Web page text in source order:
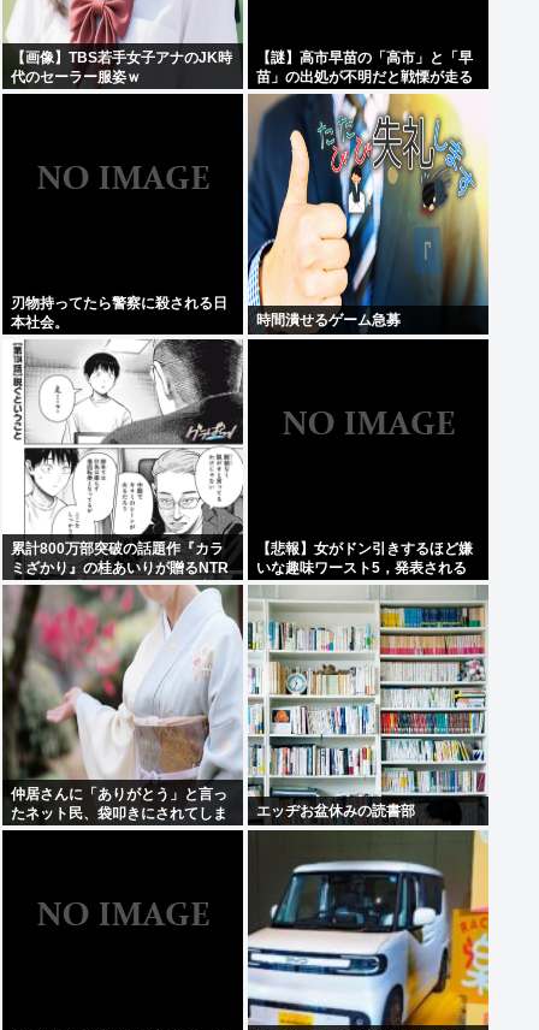
【画像】TBS若手女子アナのJK時
代のセーラー服姿ｗ
【謎】高市早苗の「高市」と「早
苗」の出処が不明だと戦慄が走る
刃物持ってたら警察に殺される日
本社会。
時間潰せるゲーム急募
累計800万部突破の話題作『カラ
ミざかり』の桂あいりが贈るNTR
ラブコメ「グラぱらっ！」、完結
までラスト2話！！
【悲報】女がドン引きするほど嫌
いな趣味ワースト5，発表される
仲居さんに「ありがとう」と言っ
たネット民、袋叩きにされてしま
う…
エッヂお盆休みの読書部